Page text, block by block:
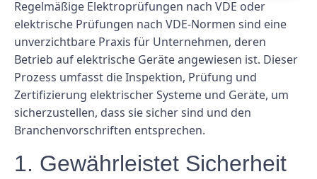
Regelmäßige Elektroprüfungen nach VDE oder
elektrische Prüfungen nach VDE-Normen sind eine
unverzichtbare Praxis für Unternehmen, deren
Betrieb auf elektrische Geräte angewiesen ist. Dieser
Prozess umfasst die Inspektion, Prüfung und
Zertifizierung elektrischer Systeme und Geräte, um
sicherzustellen, dass sie sicher sind und den
Branchenvorschriften entsprechen.
1. Gewährleistet Sicherheit